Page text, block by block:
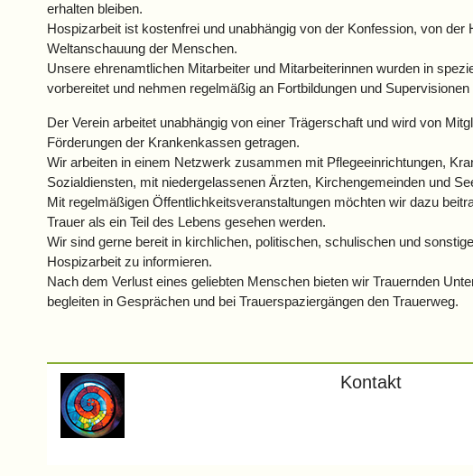
erhalten bleiben.
Hospizarbeit ist kostenfrei und unabhängig von der Konfession, von der
Weltanschauung der Menschen.
Unsere ehrenamtlichen Mitarbeiter und Mitarbeiterinnen wurden in
vorbereitet und nehmen regelmäßig an Fortbildungen und Supervisionen
Der Verein arbeitet unabhängig von einer Trägerschaft und wird von
Förderungen der Krankenkassen getragen.
Wir arbeiten in einem Netzwerk zusammen mit Pflegeeinrichtungen,
Sozialdiensten, mit niedergelassenen Ärzten, Kirchengemeinden und
Mit regelmäßigen Öffentlichkeitsveranstaltungen möchten wir dazu
Trauer als ein Teil des Lebens gesehen werden.
Wir sind gerne bereit in kirchlichen, politischen, schulischen und
Hospizarbeit zu informieren.
Nach dem Verlust eines geliebten Menschen bieten wir Trauernden
begleiten in Gesprächen und bei Trauerspaziergängen den Trauerweg.
Kontakt